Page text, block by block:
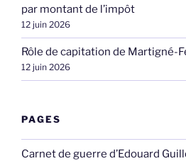
par montant de l’impôt
12 juin 2026
Rôle de capitation de Martigné-
12 juin 2026
PAGES
Carnet de guerre d’Edouard